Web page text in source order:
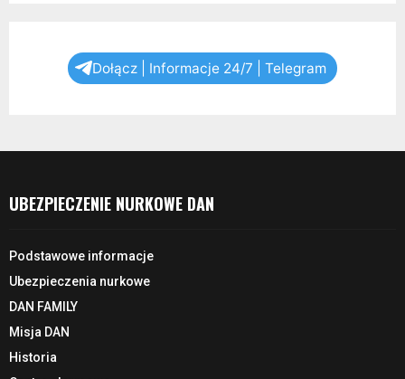
Dołącz | Informacje 24/7 | Telegram
UBEZPIECZENIE NURKOWE DAN
Podstawowe informacje
Ubezpieczenia nurkowe
DAN FAMILY
Misja DAN
Historia